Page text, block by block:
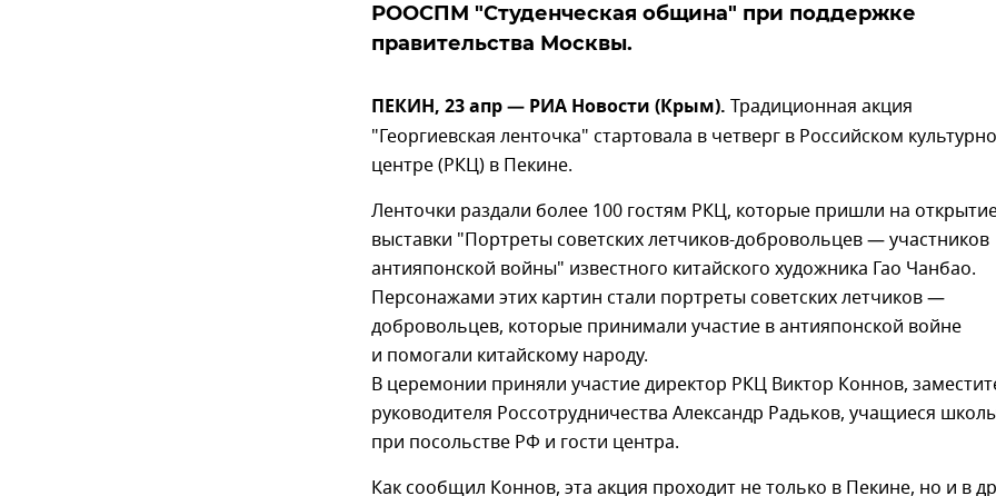
РООСПМ "Студенческая община" при поддержке
правительства Москвы.
ПЕКИН, 23 апр — РИА Новости (Крым). Традиционная акция
"Георгиевская ленточка" стартовала в четверг в Российском
центре (РКЦ) в Пекине.
Ленточки раздали более 100 гостям РКЦ, которые пришли на
выставки "Портреты советских летчиков-добровольцев — участников
антияпонской войны" известного китайского художника Гао Чанбао.
Персонажами этих картин стали портреты советских летчиков —
добровольцев, которые принимали участие в антияпонской войне
и помогали китайскому народу.
В церемонии приняли участие директор РКЦ Виктор Коннов,
руководителя Россотрудничества Александр Радьков, учащиеся
при посольстве РФ и гости центра.
Как сообщил Коннов, эта акция проходит не только в Пекине, но и в